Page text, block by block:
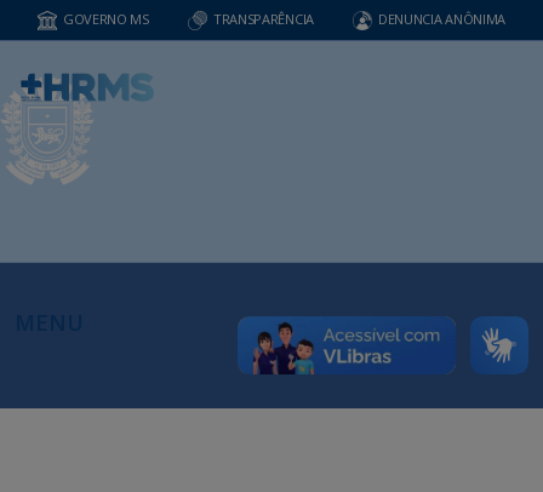
GOVERNO MS TRANSPARÊNCIA DENUNCIA ANÔNIMA